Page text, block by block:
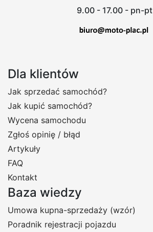
9.00 - 17.00 - pn-pt
Dla klientów
Jak sprzedać samochód?
Jak kupić samochód?
Wycena samochodu
Zgłoś opinię / błąd
Artykuły
FAQ
Kontakt
Baza wiedzy
Umowa kupna-sprzedaży (wzór)
Poradnik rejestracji pojazdu